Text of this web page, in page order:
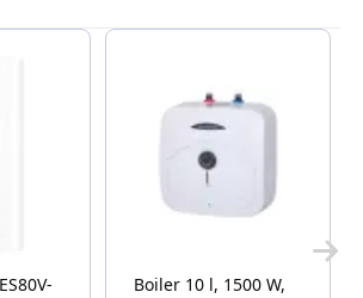
Boiler 10 l, 1500 W,